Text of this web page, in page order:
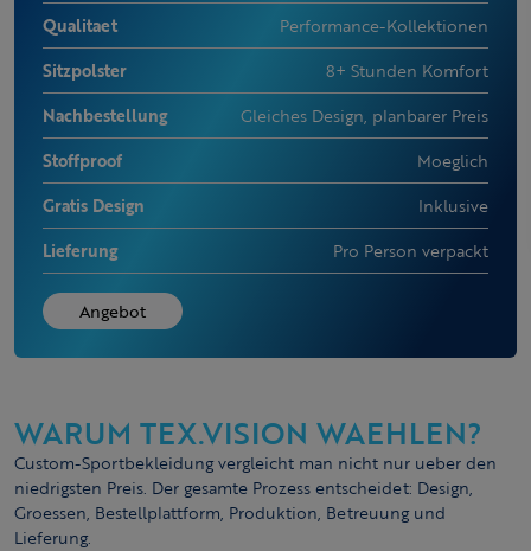
Qualitaet
Performance-Kollektionen
Sitzpolster
8+ Stunden Komfort
Nachbestellung
Gleiches Design, planbarer Preis
Stoffproof
Moeglich
Gratis Design
Inklusive
Lieferung
Pro Person verpackt
Angebot
WARUM TEX.VISION WAEHLEN?
Custom-Sportbekleidung vergleicht man nicht nur ueber den
niedrigsten Preis. Der gesamte Prozess entscheidet: Design,
Groessen, Bestellplattform, Produktion, Betreuung und
Lieferung.